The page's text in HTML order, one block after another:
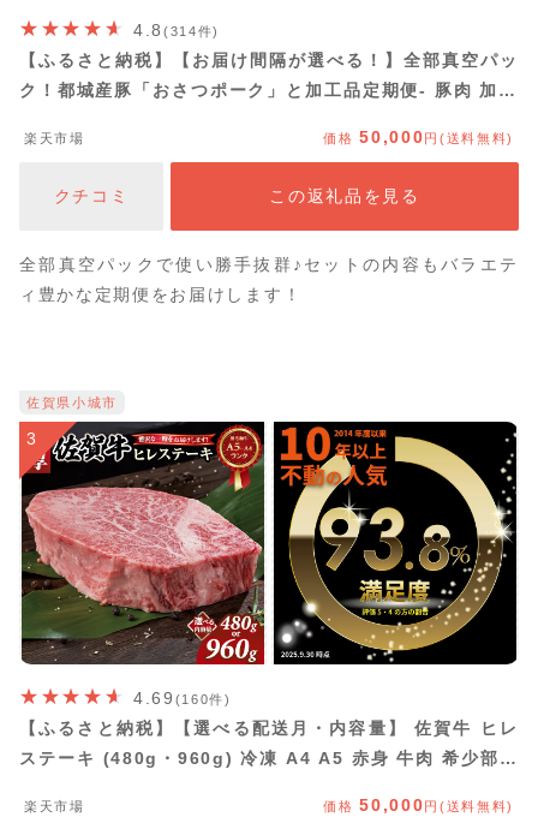
4.8(314件)
【ふるさと納税】【お届け間隔が選べる！】全部真空パッ
ク！都城産豚「おさつポーク」と加工品定期便- 豚肉 加工
空パック 送料無料 SKUT-1401【宮崎県都城市は2年連続
楽天市場 価格50,000円(送料無料)
クチコミ この返礼品を見る
全部真空パックで使い勝手抜群♪セットの内容もバラエテ
ィ豊かな定期便をお届けします！
佐賀県小城市
3
4.69 (160件)
【ふるさと納税】【選べる配送月・内容量】 佐賀牛 ヒレ
ステーキ (480g・960g) 冷凍 A4 A5 赤身 牛肉 希少部位
ンド牛 ステーキ肉 佐賀牛ヒレ 人気 ランキング 牛肉 佐賀
楽天市場 価格50,000円(送料無料)